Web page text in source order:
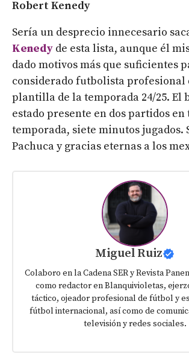
Robert Kenedy
Sería un desprecio innecesario
Kenedy de esta lista, aunque él
dado motivos más que suficientes
considerado futbolista profesional
plantilla de la temporada 24/25. El
estado presente en dos partidos en
temporada, siete minutos jugados.
Pachuca y gracias eternas a los
Miguel Ruiz
Colaboro en la Cadena SER y Revista
como redactor en Blanquivioletas,
táctico, ojeador profesional de fútbol y
fútbol internacional, así como de
televisión y redes sociales.